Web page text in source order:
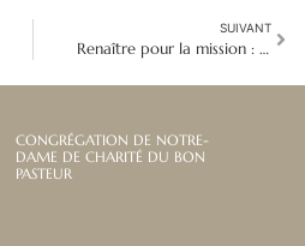
SUIVANT
Renaître pour la mission : Amérique latine du Nord et Caraïbes franchissent des étapes audacieuses
CONGRÉGATION DE NOTRE-
DAME DE CHARITÉ DU BON
PASTEUR